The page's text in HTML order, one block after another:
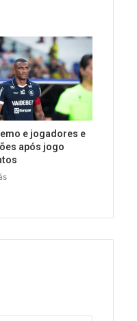
e jogadores e
após jogo